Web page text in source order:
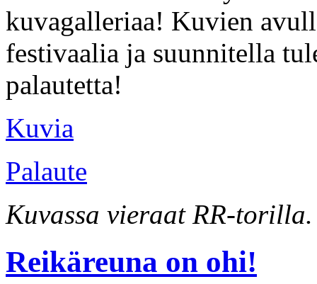
kuvagalleriaa! Kuvien
festivaalia ja suunnitella
palautetta!
Kuvia
Palaute
Kuvassa vieraat RR-torilla.
Reikäreuna on ohi!